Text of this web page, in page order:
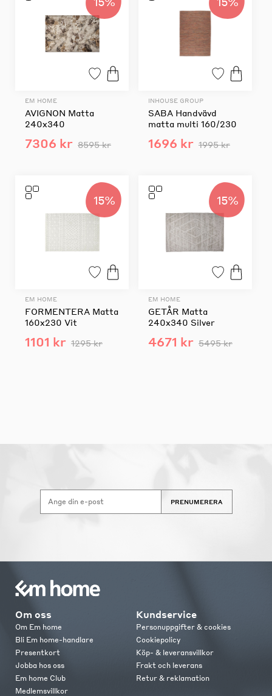
EM HOME
AVIGNON Matta
240x340
7306 kr 8595 kr
INHOUSE GROUP
SABA Handvävd
matta multi 160/230
1696 kr 1995 kr
15%
EM HOME
FORMENTERA Matta
160x230 Vit
1101 kr 1295 kr
15%
EM HOME
GETÅR Matta
240x340 Silver
4671 kr 5495 kr
PRENUMERERA
Om oss
Om Em home
Bli Em home-handlare
Presentkort
Jobba hos oss
Em home Club
Medlemsvillkor
Kundservice
Personuppgifter & cookies
Cookiepolicy
Köp- & leveransvillkor
Frakt och leverans
Retur & reklamation